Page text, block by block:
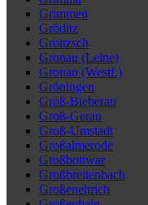
Grimmen
Gröditz
Groitzsch
Gronau (Leine)
Gronau (Westf.)
Gröningen
Groß-Bieberau
Groß-Gerau
Groß-Umstadt
Großalmerode
Großbottwar
Großbreitenbach
Großenehrich